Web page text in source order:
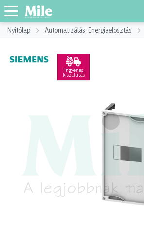
Nyitólap Automatizálás, Energiaelosztás
ingyenes
kiszállítás